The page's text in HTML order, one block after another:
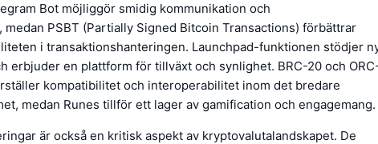
Bot möjliggör smidig kommunikation och
PSBT (Partially Signed Bitcoin Transactions) förbättrar
i transaktionshanteringen. Launchpad-funktionen stödjer
erbjuder en plattform för tillväxt och synlighet. BRC-20 och
kompatibilitet och interoperabilitet inom det bredare
medan Runes tillför ett lager av gamification och engagemang.
är också en kritisk aspekt av kryptovalutalandskapet. De